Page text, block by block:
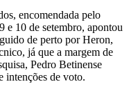
encomendada pelo
e 10 de setembro, apontou
de perto por Heron,
já que a margem de
Pedro Betinense
intenções de voto.